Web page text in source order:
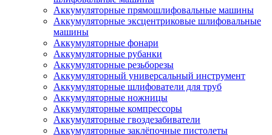
Аккумуляторные прямошлифовальные машины
Аккумуляторные эксцентриковые шлифовальные
машины
Аккумуляторные фонари
Аккумуляторные рубанки
Аккумуляторные резьборезы
Аккумуляторный универсальный инструмент
Аккумуляторные шлифователи для труб
Аккумуляторные ножницы
Аккумуляторные компрессоры
Аккумуляторные гвоздезабиватели
Аккумуляторные заклёпочные пистолеты